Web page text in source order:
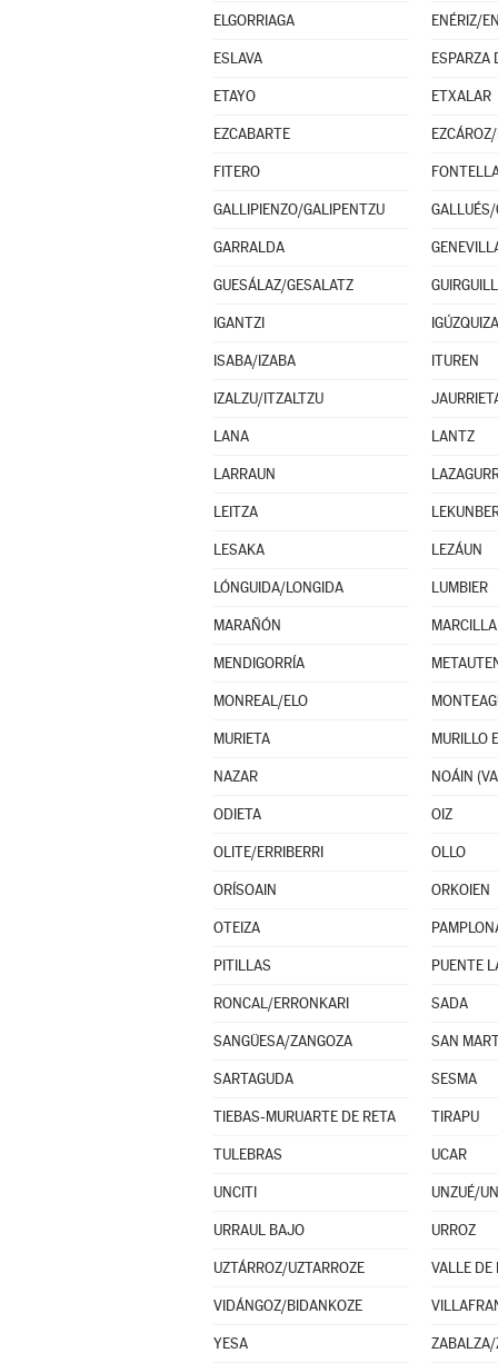
ELGORRIAGA ENÉRIZ/
ESLAVA
ETAYO ETXALAR
EZCABARTE
FITERO
GALLIPIENZO/GALIPENTZU GALLUÉS/
GARRALDA
GUESÁLAZ/GESALATZ
IGANTZI IGÚZQUIZA
ISABA/IZABA ITUREN
IZALZU/ITZALTZU
LANA LANTZ
LARRAUN
LEITZA
LESAKA LEZÁUN
LÓNGUIDA/LONGIDA LUMBIER
MARAÑÓN MARCILLA
MENDIGORRÍA
MONREAL/ELO
MURIETA MURILLO
NAZAR
ODIETA OIZ
OLITE/ERRIBERRI OLLO
ORÍSOAIN ORKOIEN
OTEIZA
PITILLAS PUENTE
RONCAL/ERRONKARI SADA
SANGÜESA/ZANGOZA SAN
SARTAGUDA SESMA
TIEBAS-MURUARTE DE RETA TIRAPU
TULEBRAS UCAR
UNCITI UNZUÉ/
URRAUL BAJO URROZ
UZTÁRROZ/UZTARROZE VALLE DE
VIDÁNGOZ/BIDANKOZE
YESA ZABALZA/